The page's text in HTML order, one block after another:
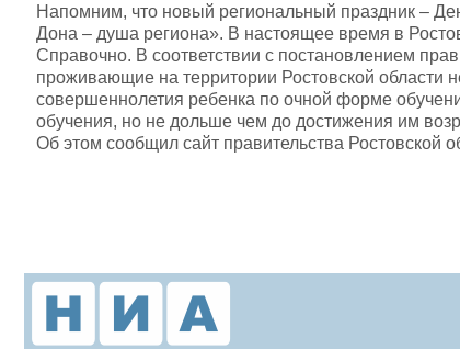
Напомним, что новый региональный праздник –
Дона – душа региона». В настоящее время в
Справочно. В соответствии с постановлением
проживающие на территории Ростовской области
совершеннолетия ребенка по очной форме
обучения, но не дольше чем до достижения им
Об этом сообщил сайт правительства Ростовской